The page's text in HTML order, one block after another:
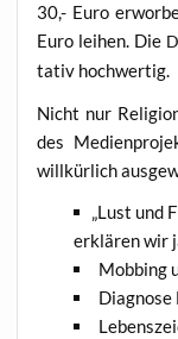
30,- Euro
Euro lei­hen. Die
ta­tiv hochwertig.
Nicht nur
des
will­kür­lich
„Lust und
erklä­ren wir
Mob­bing